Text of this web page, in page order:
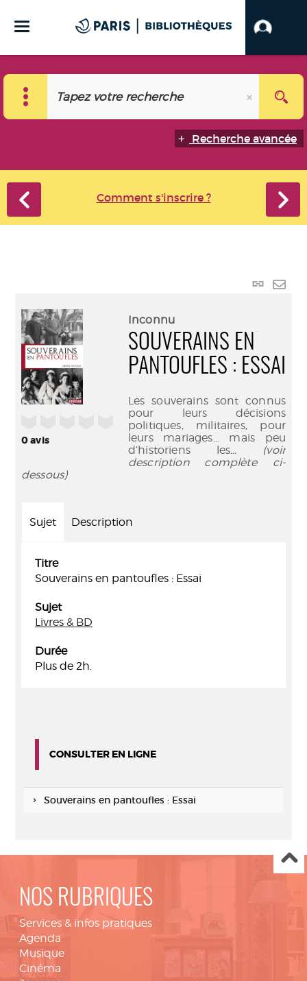
Recherche avancée
Comment s'inscrire ?
Lien
0avis
Inconnu
SOUVERAINS EN
PANTOUFLES : ESSAI
Les souverains sont connus
pour leurs décisions
politiques, militaires, pour
leurs mariages... mais peu
d’historiens les... (voir
description complète ci-
dessous)
Sujet Description
Titre
Souverains en pantoufles : Essai
Sujet
Livres & BD
Durée
Plus de 2h.
CONSULTER EN LIGNE
Souverains en pantoufles : Essai
NOS RUBRIQUES
Services & infos pratiques
Agenda
Musique
Cinéma